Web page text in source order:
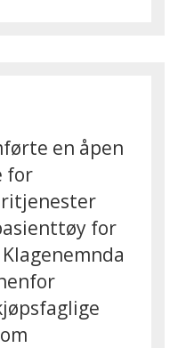
en åpen
for
for
Klagenemnda